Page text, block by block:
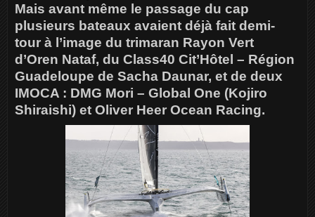
Mais avant même le passage du cap
plusieurs bateaux avaient déjà fait demi-
tour à l’image du trimaran Rayon Vert
d’Oren Nataf, du Class40 Cit’Hôtel – Région
Guadeloupe de Sacha Daunar, et de deux
IMOCA : DMG Mori – Global One (Kojiro
Shiraishi) et Oliver Heer Ocean Racing.